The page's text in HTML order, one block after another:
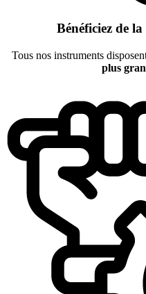
Bénéficiez de
Tous nos instruments
plus